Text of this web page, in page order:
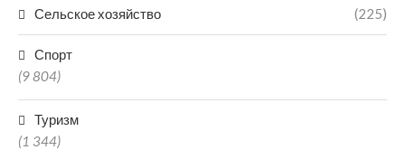
Сельское хозяйство (225)
Спорт
(9 804)
Туризм
(1 344)